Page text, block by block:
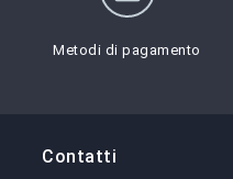
Metodi di pagamento
Contatti